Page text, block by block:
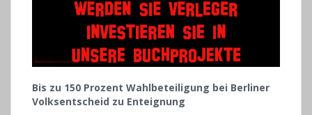
Bis zu 150 Prozent Wahlbeteiligung bei Berliner
Volksentscheid zu Enteignung